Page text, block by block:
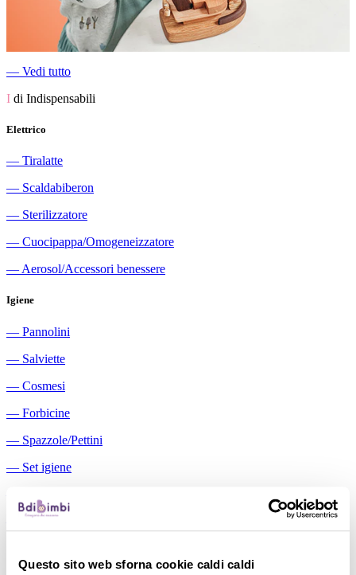
Questo sito web sforna cookie caldi caldi
― Vedi tutto
I di Indispensabili
Elettrico
― Tiralatte
― Scaldabiberon
― Sterilizzatore
― Cuocipappa/Omogeneizzatore
― Aerosol/Accessori benessere
Igiene
― Pannolini
― Salviette
― Cosmesi
― Forbicine
― Spazzole/Pettini
― Set igiene
Aspiratori nasali manuali